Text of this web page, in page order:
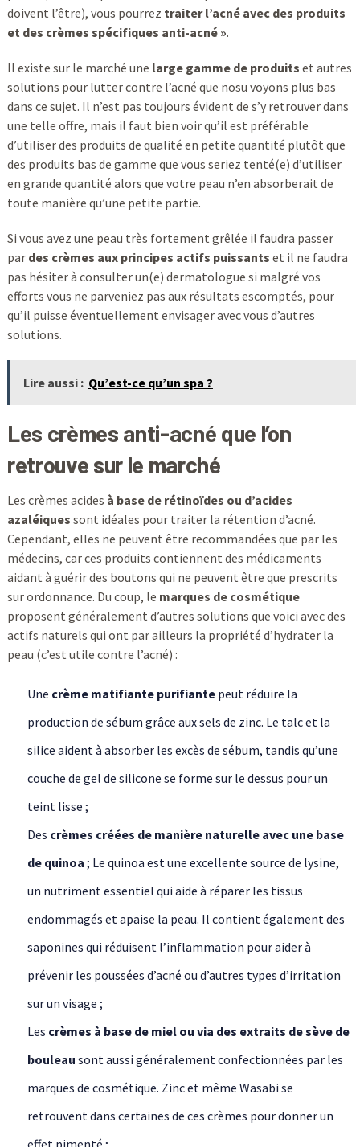
doivent l’être), vous pourrez traiter l’acné avec des produits
et des crèmes spécifiques anti-acné ».
Il existe sur le marché une large gamme de produits et autres
solutions pour lutter contre l’acné que nosu voyons plus bas
dans ce sujet. Il n’est pas toujours évident de s’y retrouver dans
une telle offre, mais il faut bien voir qu’il est préférable
d’utiliser des produits de qualité en petite quantité plutôt que
des produits bas de gamme que vous seriez tenté(e) d’utiliser
en grande quantité alors que votre peau n’en absorberait de
toute manière qu’une petite partie.
Si vous avez une peau très fortement grêlée il faudra passer
par des crèmes aux principes actifs puissants et il ne faudra
pas hésiter à consulter un(e) dermatologue si malgré vos
efforts vous ne parveniez pas aux résultats escomptés, pour
qu’il puisse éventuellement envisager avec vous d’autres
solutions.
Lire aussi : Qu’est-ce qu’un spa ?
Les crèmes anti-acné que l’on
retrouve sur le marché
Les crèmes acides à base de rétinoïdes ou d’acides
azaléiques sont idéales pour traiter la rétention d’acné.
Cependant, elles ne peuvent être recommandées que par les
médecins, car ces produits contiennent des médicaments
aidant à guérir des boutons qui ne peuvent être que prescrits
sur ordonnance. Du coup, le marques de cosmétique
proposent généralement d’autres solutions que voici avec des
actifs naturels qui ont par ailleurs la propriété d’hydrater la
peau (c’est utile contre l’acné) :
Une crème matifiante purifiantepeut réduire la
production de sébum grâce aux sels de zinc. Le talc et la
silice aident à absorber les excès de sébum, tandis qu’une
couche de gel de silicone se forme sur le dessus pour un
teint lisse ;
Des crèmes créées de manière naturelle avec une base
de quinoa ; Le quinoa est une excellente source de lysine,
un nutriment essentiel qui aide à réparer les tissus
endommagés et apaise la peau. Il contient également des
saponines qui réduisent l’inflammation pour aider à
prévenir les poussées d’acné ou d’autres types d’irritation
sur un visage ;
Les crèmes à base de miel ou via des extraits de sève de
bouleau sont aussi généralement confectionnées par les
marques de cosmétique. Zinc et même Wasabi se
retrouvent dans certaines de ces crèmes pour donner un
effet pimenté ;